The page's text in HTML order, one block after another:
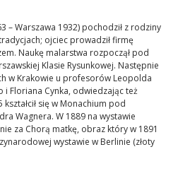
– Warszawa 1932) pochodził z rodziny
ojciec prowadził firmę
Naukę malarstwa rozpoczął pod
Klasie Rysunkowej. Następnie
w Krakowie u profesorów Leopolda
i Floriana Cynka, odwiedzając też
się w Monachium pod
Wagnera. W 1889 na wystawie
za Chorą matkę, obraz który w 1891
wystawie w Berlinie (złoty